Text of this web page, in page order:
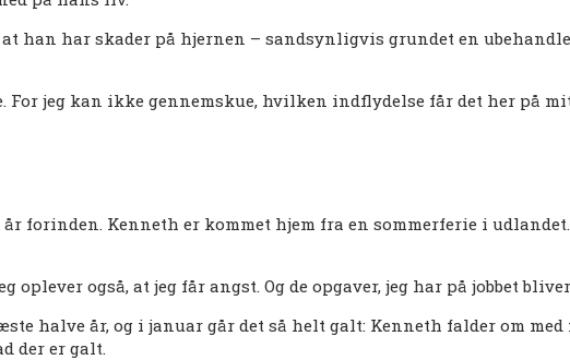
han har skader på hjernen – sandsynligvis grundet en
For jeg kan ikke gennemskue, hvilken indflydelse får det her på
forinden. Kenneth er kommet hjem fra en sommerferie i
oplever også, at jeg får angst. Og de opgaver, jeg har på jobbet
halve år, og i januar går det så helt galt: Kenneth falder om
der er galt.